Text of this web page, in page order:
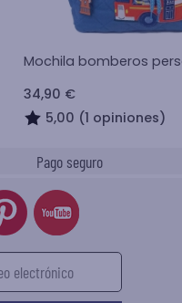
Mochila bomberos
34,90 €
5,00 (1 opiniones)
Pago seguro